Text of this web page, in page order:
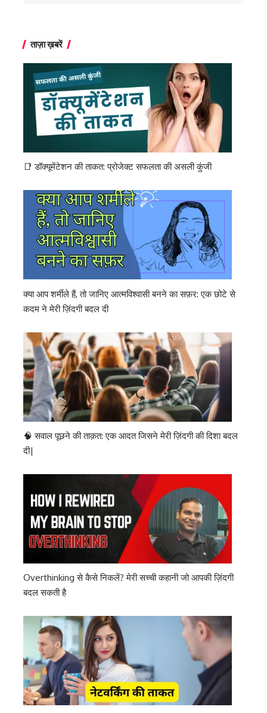
ताज़ा ख़बरें
📑 डॉक्यूमेंटेशन की ताकत: प्रोजेक्ट सफलता की असली कुंजी
क्या आप शर्मीले हैं, तो जानिए आत्मविश्वासी बनने का सफ़र: एक छोटे से
कदम ने मेरी ज़िंदगी बदल दी
🧠 सवाल पूछने की ताक़त: एक आदत जिसने मेरी ज़िंदगी की दिशा बदल
दी|
Overthinking से कैसे निकलें? मेरी सच्ची कहानी जो आपकी ज़िंदगी
बदल सकती है